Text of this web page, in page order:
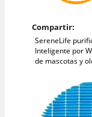
Compartir:
SereneLife
Inteligente por
de mascotas y